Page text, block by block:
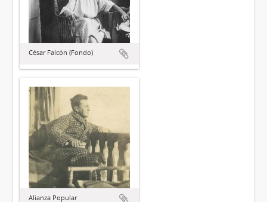
César Falcón (Fondo)
Alianza Popular